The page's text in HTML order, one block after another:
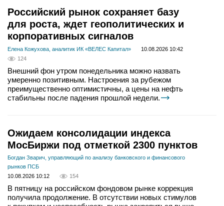
Российский рынок сохраняет базу
для роста, ждет геополитических и
корпоративных сигналов
Елена Кожухова, аналитик ИК «ВЕЛЕС Капитал»
10.08.2026 10:42
124
Внешний фон утром понедельника можно назвать
умеренно позитивным. Настроения за рубежом
преимущественно оптимистичны, а цены на нефть
стабильны после падения прошлой недели.
Ожидаем консолидации индекса
МосБиржи под отметкой 2300 пунктов
Богдан Зварич, управляющий по анализу банковского и финансового
рынков ПСБ
10.08.2026 10:12
154
В пятницу на российском фондовом рынке коррекция
получила продолжение. В отсутствии новых стимулов